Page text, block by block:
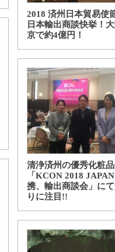
2018 済州日本貿易使
日本輸出商談快挙！
京で約4億円！
清浄済州の優秀化粧
「KCON 2018
携、輸出商談会」に
りに注目!!